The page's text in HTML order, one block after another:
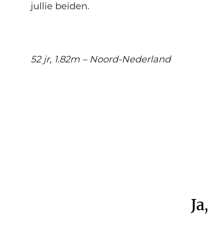
jullie beiden.
52 jr, 1.82m – Noord-Nederland
Ja,